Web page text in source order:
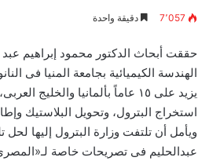
7٬057 دقيقة واحدة
حققت أبحاث الدكتور محمود إبراهيم
الهندسة الكيميائية بجامعة المنيا فى
يزيد على ١٥ عاماً بألمانيا
استخراج البترول، وتحويل البلاستيك
ويأمل أن تلتفت وزارة البترول إليها لحل
عبدالحليم فى تصريحات خاصة لـ«المصرى